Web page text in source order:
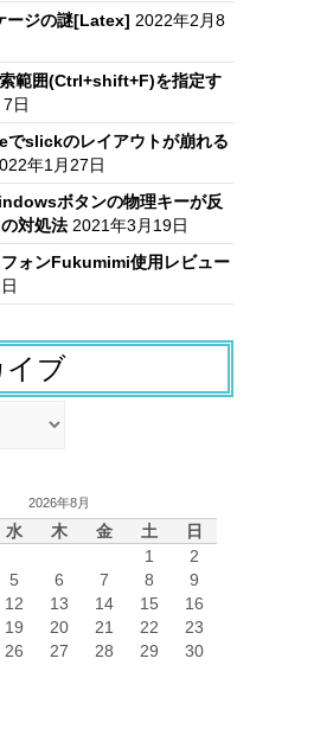
ジの謎[Latex] 2022年2月8
範囲(Ctrl+shift+F)を指定す
日
slickのレイアウトが崩れる
年1月27日
ボタンの物理キーが反
対処法 2021年3月19日
ォンFukumimi使用レビュー
イブ
2026年8月
水 木 金 土
日
1
2
5 6 7 8
9
12 13 14 15
16
19 20 21 22
23
26 27 28 29
30